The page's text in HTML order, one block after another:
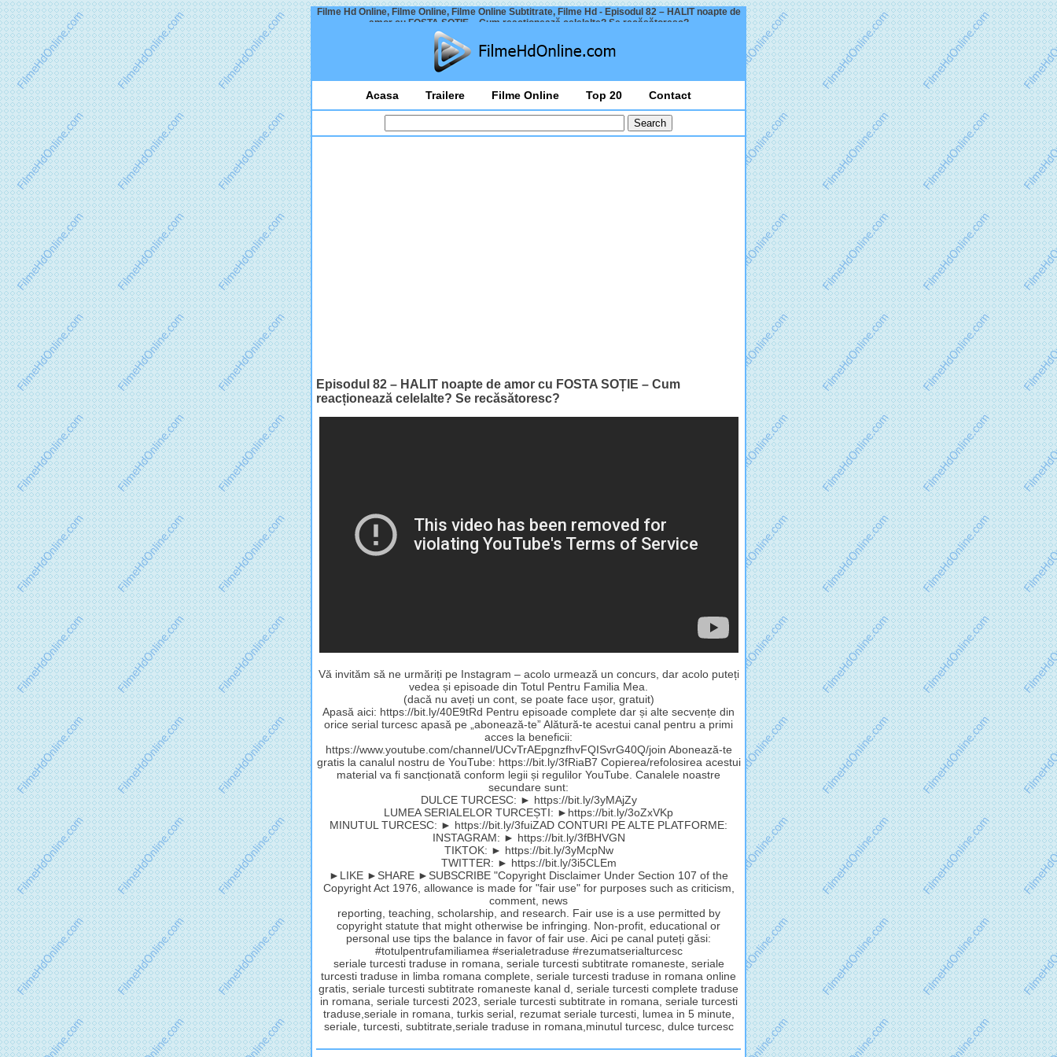
Filme Hd Online, Filme Online, Filme Online Subtitrate, Filme Hd - Episodul 82 – HALIT noapte de
amor cu FOSTA SOȚIE – Cum reacționează celelalte? Se recăsătoresc?
Acasa Trailere Filme Online Top 20 Contact
Episodul 82 – HALIT noapte de amor cu FOSTA SOȚIE – Cum
reacționează celelalte? Se recăsătoresc?
Vă invităm să ne urmăriți pe Instagram – acolo urmează un concurs, dar acolo puteți
vedea și episoade din Totul Pentru Familia Mea.
(dacă nu aveți un cont, se poate face ușor, gratuit)
Apasă aici: https://bit.ly/40E9tRd Pentru episoade complete dar și alte secvențe din
orice serial turcesc apasă pe „abonează-te” Alătură-te acestui canal pentru a primi
acces la beneficii:
https://www.youtube.com/channel/UCvTrAEpgnzfhvFQISvrG40Q/join Abonează-te
gratis la canalul nostru de YouTube: https://bit.ly/3fRiaB7 Copierea/refolosirea acestui
material va fi sancționată conform legii și regulilor YouTube. Canalele noastre
secundare sunt:
DULCE TURCESC: ► https://bit.ly/3yMAjZy
LUMEA SERIALELOR TURCEȘTI: ►https://bit.ly/3oZxVKp
MINUTUL TURCESC: ► https://bit.ly/3fuiZAD CONTURI PE ALTE PLATFORME:
INSTAGRAM: ► https://bit.ly/3fBHVGN
TIKTOK: ► https://bit.ly/3yMcpNw
TWITTER: ► https://bit.ly/3i5CLEm
►LIKE ►SHARE ►SUBSCRIBE "Copyright Disclaimer Under Section 107 of the
Copyright Act 1976, allowance is made for "fair use" for purposes such as criticism,
comment, news
reporting, teaching, scholarship, and research. Fair use is a use permitted by
copyright statute that might otherwise be infringing. Non-profit, educational or
personal use tips the balance in favor of fair use. Aici pe canal puteți găsi:
#totulpentrufamiliamea #serialetraduse #rezumatserialturcesc
seriale turcesti traduse in romana, seriale turcesti subtitrate romaneste, seriale
turcesti traduse in limba romana complete, seriale turcesti traduse in romana online
gratis, seriale turcesti subtitrate romaneste kanal d, seriale turcesti complete traduse
in romana, seriale turcesti 2023, seriale turcesti subtitrate in romana, seriale turcesti
traduse,seriale in romana, turkis serial, rezumat seriale turcesti, lumea in 5 minute,
seriale, turcesti, subtitrate,seriale traduse in romana,minutul turcesc, dulce turcesc